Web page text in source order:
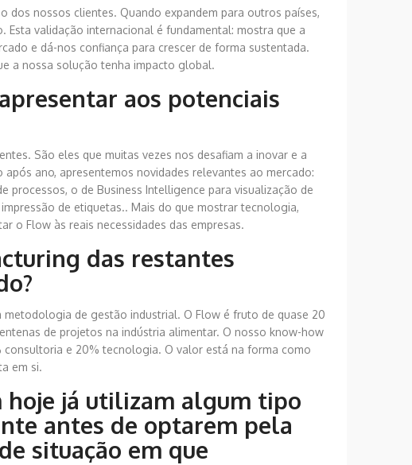
dos nossos clientes. Quando expandem para outros países,
validação internacional é fundamental: mostra que a
e dá-nos confiança para crescer de forma sustentada.
a nossa solução tenha impacto global.
aos potenciais
São eles que muitas vezes nos desafiam a inovar e a
ano, apresentemos novidades relevantes ao mercado:
processos, o de Business Intelligence para visualização de
de etiquetas.. Mais do que mostrar tecnologia,
o Flow às reais necessidades das empresas.
das restantes
de gestão industrial. O Flow é fruto de quase 20
de projetos na indústria alimentar. O nosso know-how
e 20% tecnologia. O valor está na forma como
em si.
hoje já utilizam algum tipo
antes de optarem pela
situação em que